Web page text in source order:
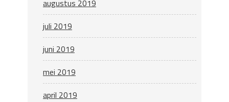
augustus 2019
juli 2019
juni 2019
mei 2019
april 2019